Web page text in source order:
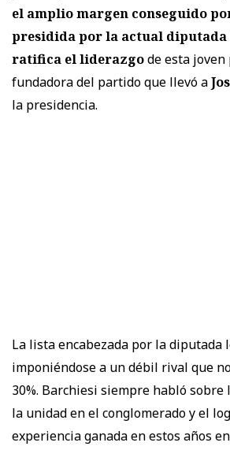
el amplio margen conseguido
presidida por la actual diputada
ratifica el liderazgode esta
fundadora del partido que llevó a
la presidencia.
La lista encabezada por la diputada
imponiéndose a un débil rival que
30%. Barchiesi siempre habló
la unidad en el conglomerado y el
experiencia ganada en estos años